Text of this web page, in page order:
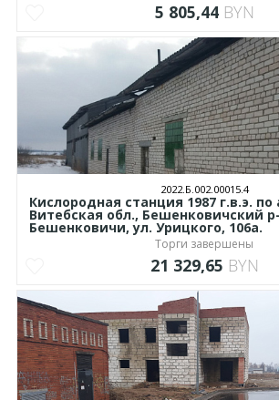
5 805,44 BYN
2022.Б.002.00015.4
Кислородная станция 1987 г.в.э. по
Витебская обл., Бешенковичский
Бешенковичи, ул. Урицкого, 106а.
Торги завершены
21 329,65 BYN